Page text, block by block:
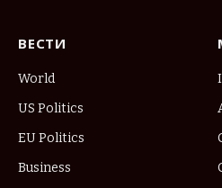
ВЕСТИ
World
US Politics
EU Politics
Business